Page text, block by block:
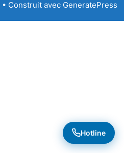
• Construit avec GeneratePress
Hotline